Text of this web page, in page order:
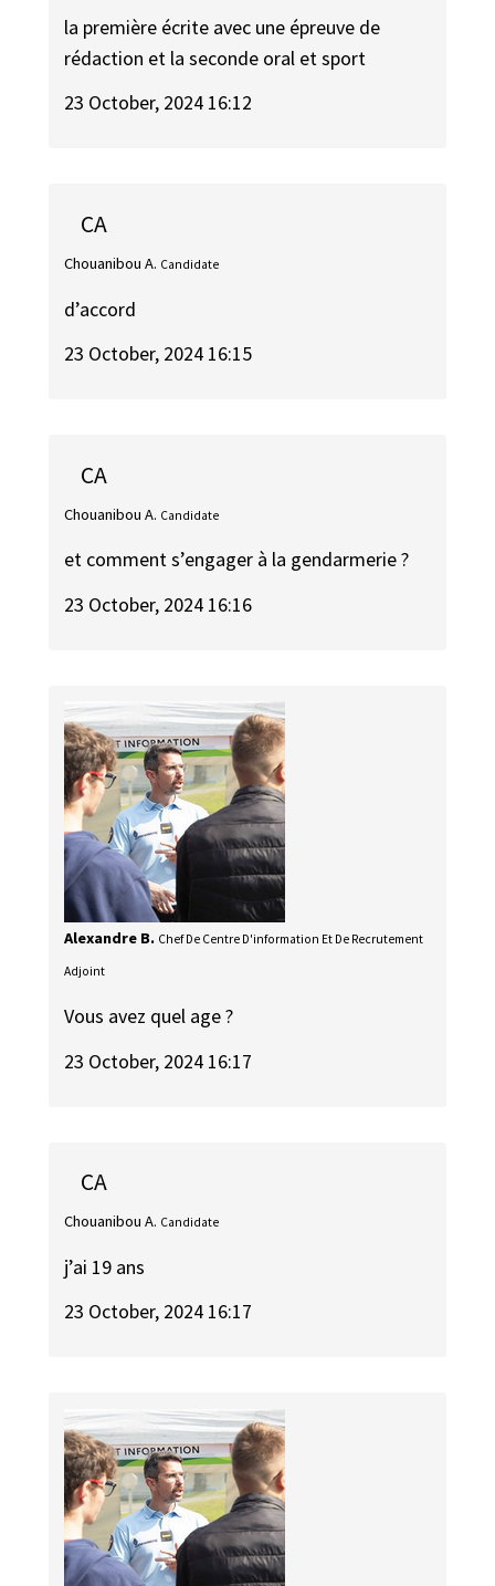
la première écrite avec une épreuve de
rédaction et la seconde oral et sport
23 October, 2024 16:12
CA
Chouanibou A. Candidate
d’accord
23 October, 2024 16:15
CA
Chouanibou A. Candidate
et comment s’engager à la gendarmerie ?
23 October, 2024 16:16
Alexandre B. Chef De Centre D'information Et De Recrutement
Adjoint
Vous avez quel age ?
23 October, 2024 16:17
CA
Chouanibou A. Candidate
j’ai 19 ans
23 October, 2024 16:17